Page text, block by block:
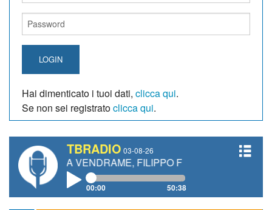
LOGIN
Hai dimenticato i tuoi dati, clicca qui.
Se non sei registratoclicca qui.
TBRADIO 03-08-26
VENDRAME, FILIPPO FIORELLI
00:00 50:38